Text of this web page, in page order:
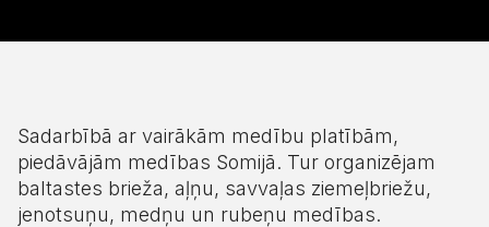
Sadarbībā ar vairākām medību platībām,
piedāvājām medības Somijā. Tur organizējam
baltastes brieža, aļņu, savvaļas ziemeļbriežu,
jenotsuņu, medņu un rubeņu medības.